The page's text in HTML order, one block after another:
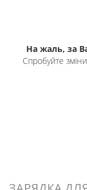
На жаль, за
Спробуйте